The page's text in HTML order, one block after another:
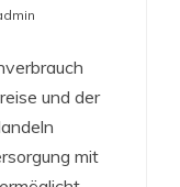
und der
mit